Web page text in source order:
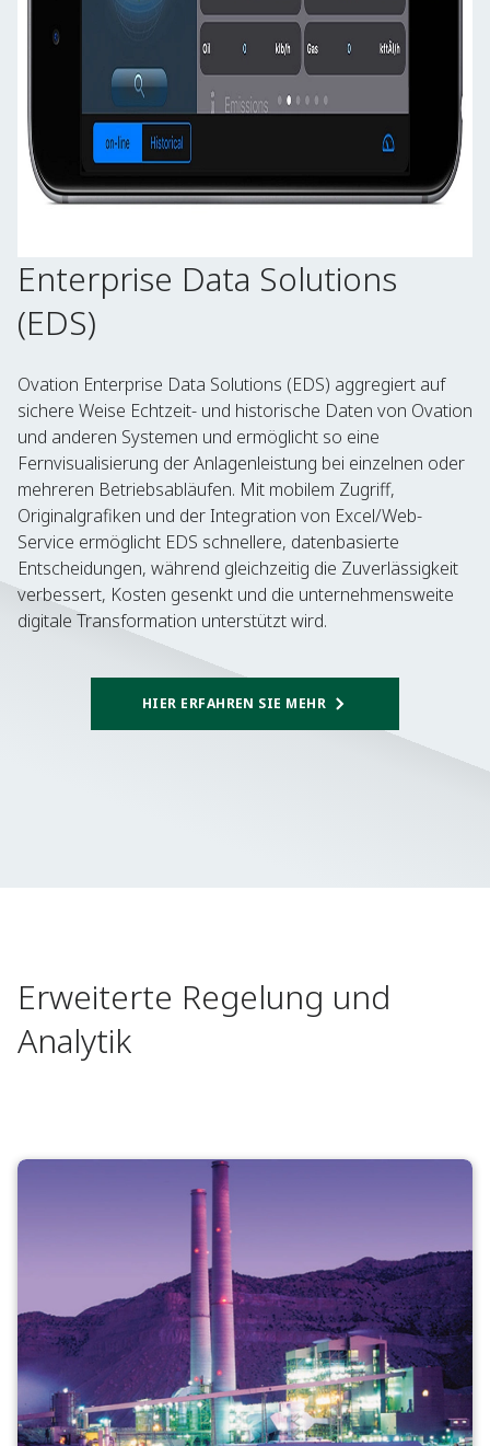
Enterprise Data Solutions
(EDS)
Ovation Enterprise Data Solutions (EDS) aggregiert auf
sichere Weise Echtzeit- und historische Daten von Ovation
und anderen Systemen und ermöglicht so eine
Fernvisualisierung der Anlagenleistung bei einzelnen oder
mehreren Betriebsabläufen. Mit mobilem Zugriff,
Originalgrafiken und der Integration von Excel/Web-
Service ermöglicht EDS schnellere, datenbasierte
Entscheidungen, während gleichzeitig die Zuverlässigkeit
verbessert, Kosten gesenkt und die unternehmensweite
digitale Transformation unterstützt wird.​
HIER ERFAHREN SIE MEHR
Erweiterte Regelung und
Analytik​